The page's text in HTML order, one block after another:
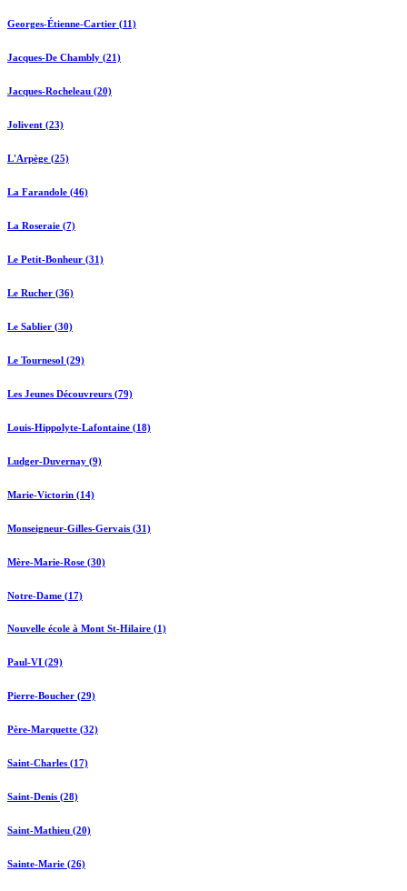
Georges-Étienne-Cartier (11)
Jacques-De Chambly (21)
Jacques-Rocheleau (20)
Jolivent (23)
L'Arpège (25)
La Farandole (46)
La Roseraie (7)
Le Petit-Bonheur (31)
Le Rucher (36)
Le Sablier (30)
Le Tournesol (29)
Les Jeunes Découvreurs (79)
Louis-Hippolyte-Lafontaine (18)
Ludger-Duvernay (9)
Marie-Victorin (14)
Monseigneur-Gilles-Gervais (31)
Mère-Marie-Rose (30)
Notre-Dame (17)
Nouvelle école à Mont St-Hilaire (1)
Paul-VI (29)
Pierre-Boucher (29)
Père-Marquette (32)
Saint-Charles (17)
Saint-Denis (28)
Saint-Mathieu (20)
Sainte-Marie (26)